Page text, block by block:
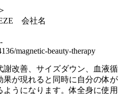
会社名
magnetic-beauty-therapy
改善、サイズダウン、血液循
が現れると同時に自分の体が
うになります。体全身に使用